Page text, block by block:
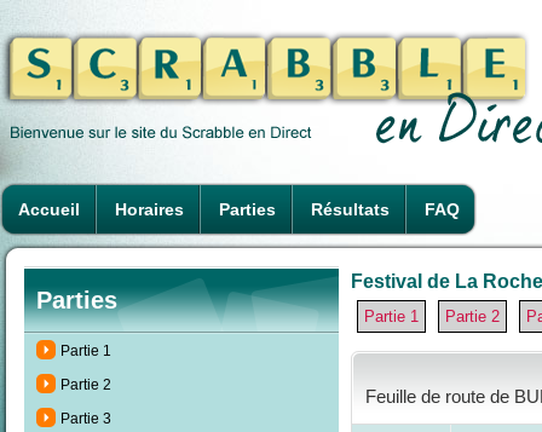
Accueil Horaires Parties Résultats FAQ
Parties
Partie 1
Partie 2
Partie 3
Festival de La
Partie 1 Partie 2
Feuille de route de